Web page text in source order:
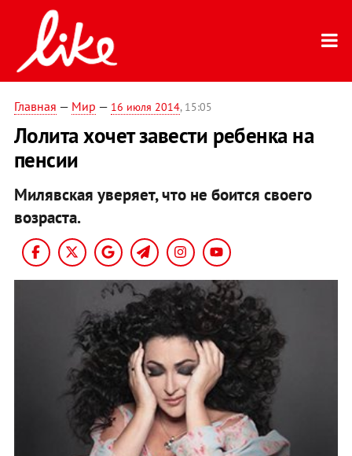
Главная — Мир — 16 июля 2014, 15:05
Лолита хочет завести ребенка на
пенсии
Милявская уверяет, что не боится своего
возраста.